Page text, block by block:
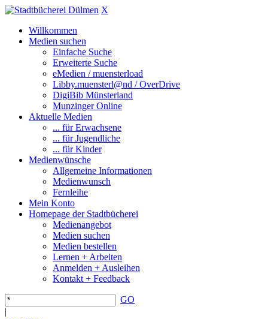
X
Willkommen
Medien suchen
Einfache Suche
Erweiterte Suche
eMedien / muensterload
Libby.muensterl@nd / OverDrive
DigiBib Münsterland
Munzinger Online
Aktuelle Medien
... für Erwachsene
... für Jugendliche
... für Kinder
Medienwünsche
Allgemeine Informationen
Medienwunsch
Fernleihe
Mein Konto
Homepage der Stadtbücherei
Medienangebot
Medien suchen
Medien bestellen
Lernen + Arbeiten
Anmelden + Ausleihen
Kontakt + Feedback
GO
|